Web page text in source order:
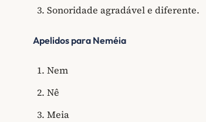
Sonoridade agradável e diferente.
Apelidos para Neméia
Nem
Nê
Meia